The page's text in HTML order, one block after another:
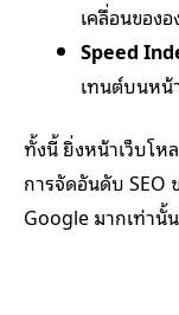
เคลื่อนของ
Speed
เทนต์บนหน้
ทั้งนี้ ยิ่งหน้าเว็บโห
การจัดอันดับ SEO
Google มากเท่านั้น